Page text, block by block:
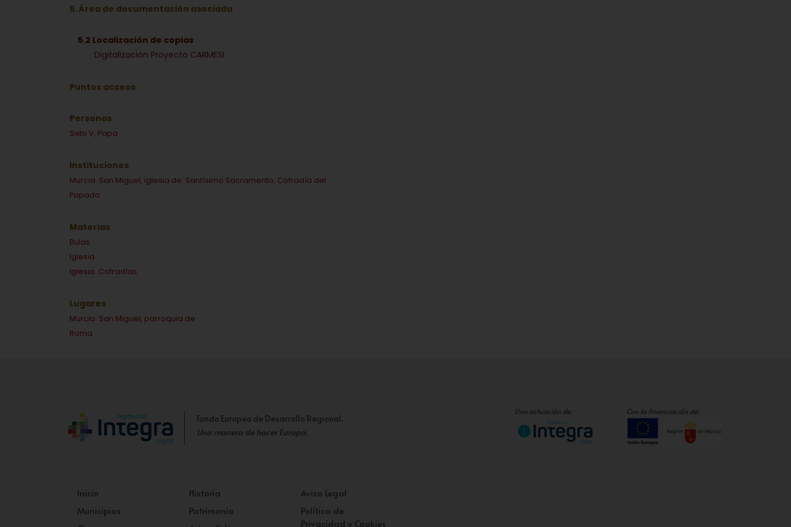
5. Área de documentación asociada
5.2 Localización de copias
Digitalización Proyecto CARMESI
Puntos acceso
Personas
Sixto V, Papa
Instituciones
Murcia. San Miguel, iglesia de. Santísimo Sacramento, Cofradía del
Papado
Materias
Bulas
Iglesia
Iglesia. Cofradías
Lugares
Murcia. San Miguel, parroquia de
Roma
Fondo Europeo de Desarrollo Regional.
Una manera de hacer Europa.
Inicio
Municipios
Historia
Patrimonio
Aviso Legal
Política de
Privacidad y Cookies
Una actuación de: Con la financiación de: